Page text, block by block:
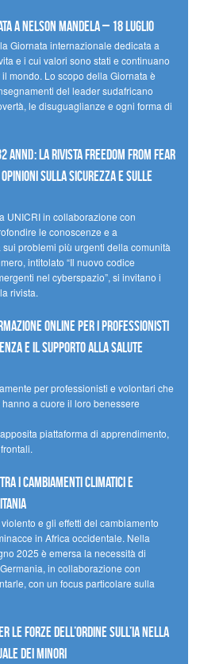
a Nelson Mandela – 18 luglio
Giornata internazionale dedicata a
e i cui valori sono stati e continuano
mondo. Lo scopo della Giornata è
del leader sudafricano
le disuguaglianze e ogni forma di
anni): la Rivista Freedom From Fear
sulla sicurezza e sulle
UNICRI in collaborazione con
le conoscenze e a
problemi più urgenti della comunità
intitolato “Il nuovo codice
nel cyberspazio”, si invitano i
rivista.
online per i professionisti
e il supporto alla salute
per professionisti e volontari che
a cuore il loro benessere
piattaforma di apprendimento,
i cambiamenti climatici e
e gli effetti del cambiamento
in Africa occidentale. Nella
2025 è emersa la necessità di
in collaborazione con
con un focus particolare sulla
le forze dell’ordine sull’IA nella
dei minori